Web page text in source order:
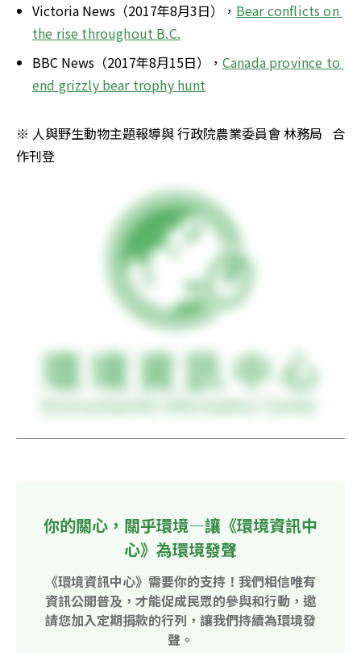
Victoria News（2017年8月3日）， Bear conflicts on
the rise throughout B.C.
BBC News（2017年8月15日）， Canada province to
end grizzly bear trophy hunt
※ 人與野生動物主題報導與 行政院農業委員會 林務局   合
作刊登
你的關心，關乎環境—讓《環境資訊中
心》為環境發聲
《環境資訊中心》需要你的支持！我們相信唯有
資訊公開普及，才能促成民眾的參與和行動，邀
請您加入定期捐款的行列，讓我們持續為環境發
聲。